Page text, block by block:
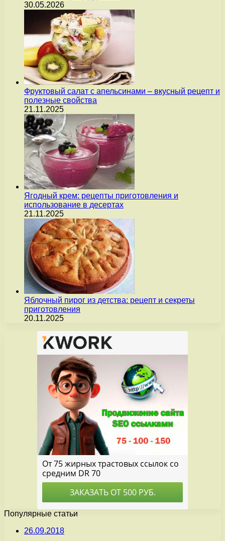
30.05.2026
Фруктовый салат с апельсинами – вкусный рецепт и
полезные свойства
21.11.2025
Ягодный крем: рецепты приготовления и
использование в десертах
21.11.2025
Яблочный пирог из детства: рецепт и секреты
приготовления
20.11.2025
Популярные статьи
26.09.2018